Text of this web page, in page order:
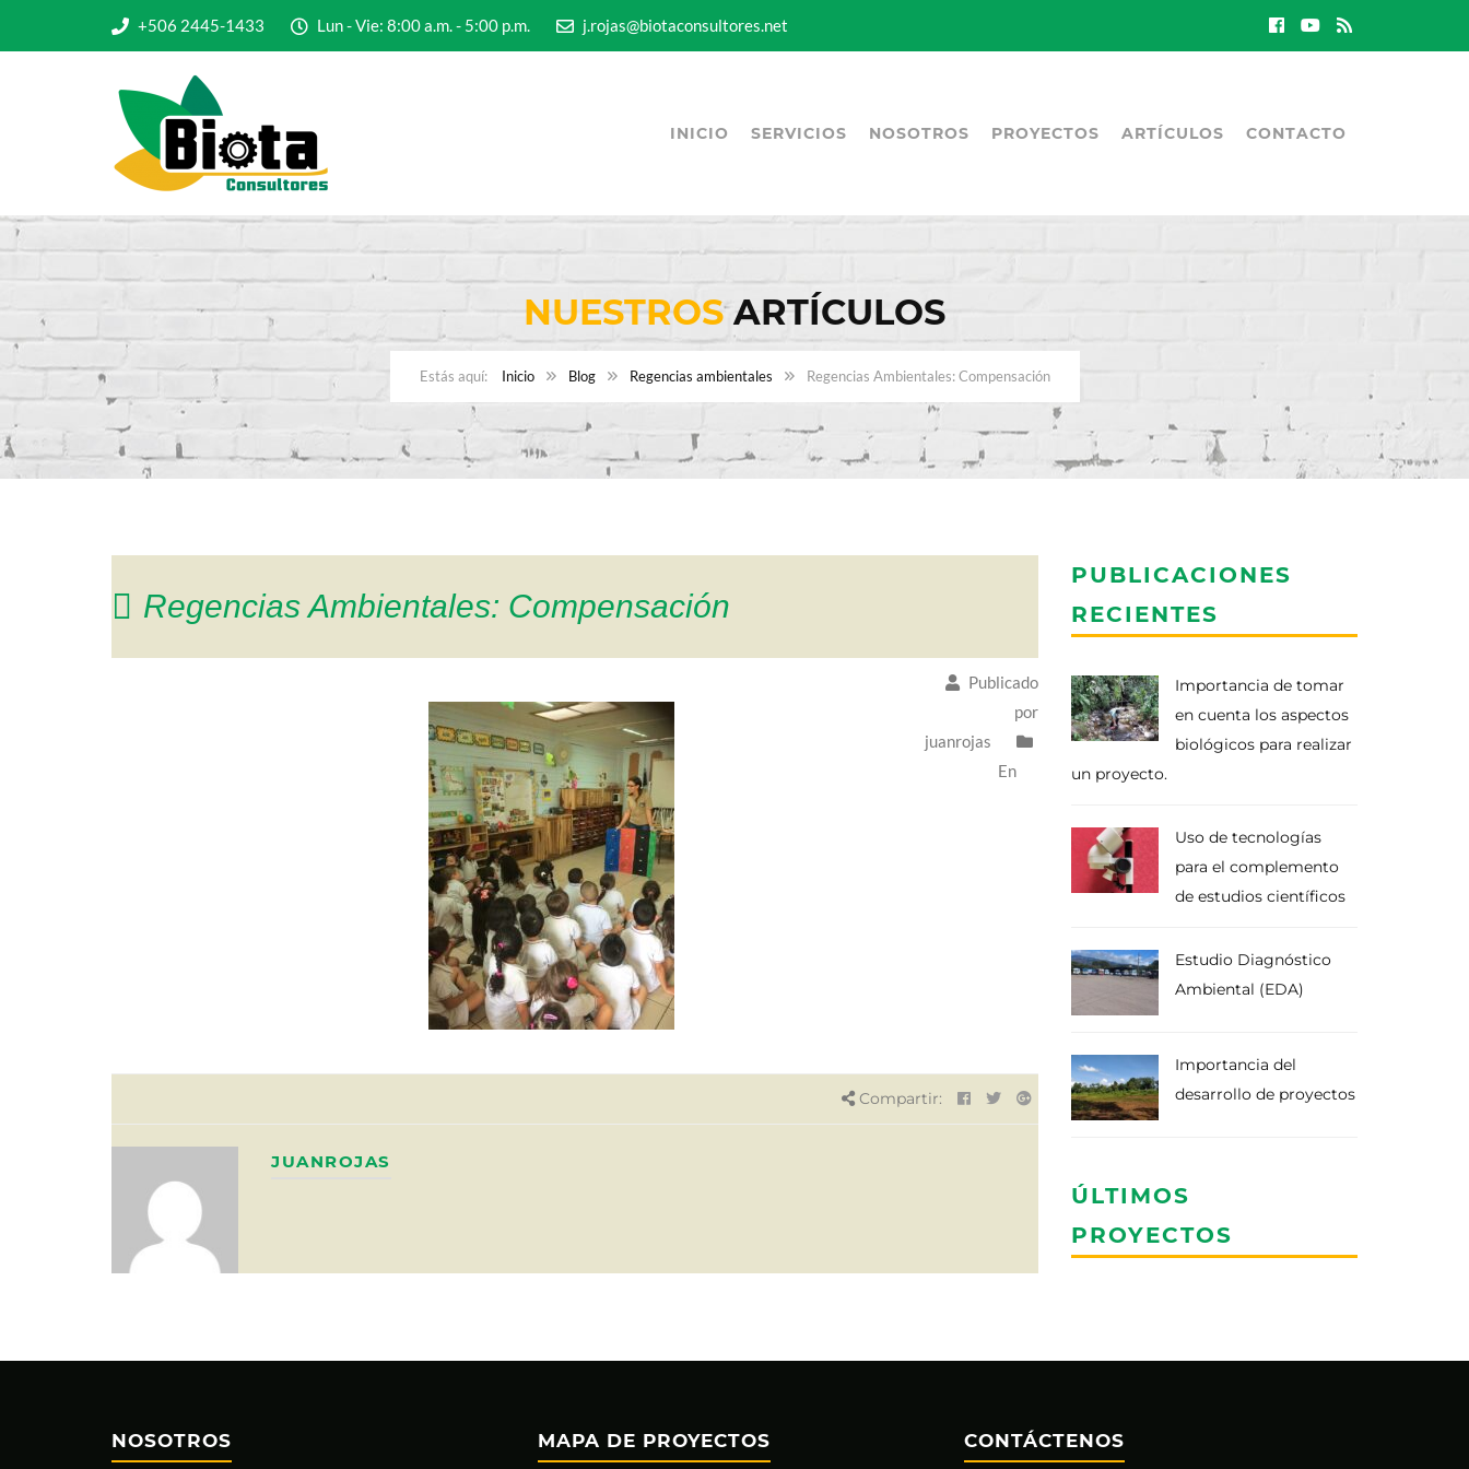
+506 2445-1433 Lun - Vie: 8:00 a.m. - 5:00 p.m. j.rojas@biotaconsultores.net
INICIO SERVICIOS NOSOTROS PROYECTOS ARTÍCULOS CONTACTO
NUESTROSARTÍCULOS
Inicio Blog Regencias ambientales Regencias Ambientales: Compensación
Regencias Ambientales: Compensación
Publicado
por
juanrojas
En
Compartir:
JUANROJAS
PUBLICACIONES
RECIENTES
Importancia de tomar
en cuenta los aspectos
biológicos para realizar
un proyecto.
Uso de tecnologías
para el complemento
de estudios científicos
Estudio Diagnóstico
Ambiental (EDA)
Importancia del
desarrollo de proyectos
ÚLTIMOS
PROYECTOS
NOSOTROS MAPA DE PROYECTOS CONTÁCTENOS